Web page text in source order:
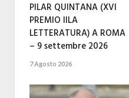
PILAR QUINTANA (XVI
PREMIO IILA
LETTERATURA) A ROMA
– 9 settembre 2026
7 Agosto 2026